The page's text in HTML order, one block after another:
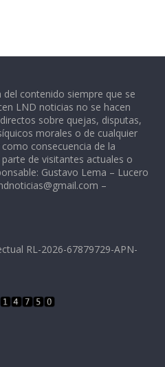
contenido siempre que se
LND noticias no se hacen
sobre quejas, disputas,
morales o de cualquier
consecuencia de la
de visitantes actuales o
Gustavo Lema – Lucero
–
RL-2026-67879729-APN-